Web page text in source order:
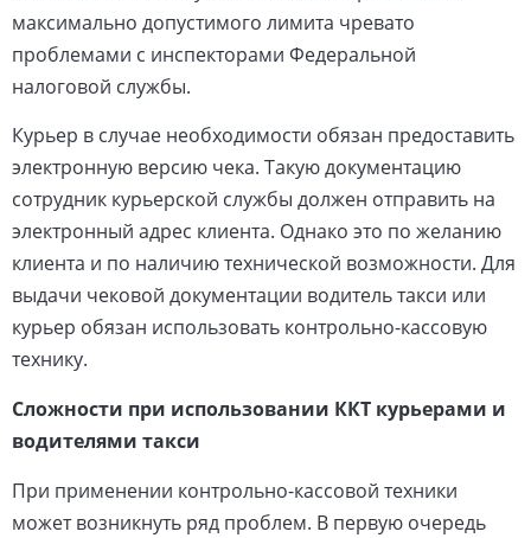
максимально допустимого лимита чревато
проблемами с инспекторами Федеральной
налоговой службы.
Курьер в случае необходимости обязан предоставить
электронную версию чека. Такую документацию
сотрудник курьерской службы должен отправить на
электронный адрес клиента. Однако это по желанию
клиента и по наличию технической возможности. Для
выдачи чековой документации водитель такси или
курьер обязан использовать контрольно-кассовую
технику.
Сложности при использовании ККТ курьерами и
водителями такси
При применении контрольно-кассовой техники
может возникнуть ряд проблем. В первую очередь